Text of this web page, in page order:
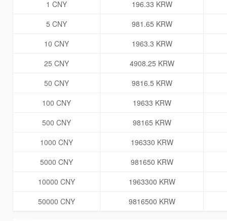
1 CNY
196.33 KRW
5 CNY
981.65 KRW
10 CNY
1963.3 KRW
25 CNY
4908.25 KRW
50 CNY
9816.5 KRW
100 CNY
19633 KRW
500 CNY
98165 KRW
1000 CNY
196330 KRW
5000 CNY
981650 KRW
10000 CNY
1963300 KRW
50000 CNY
9816500 KRW